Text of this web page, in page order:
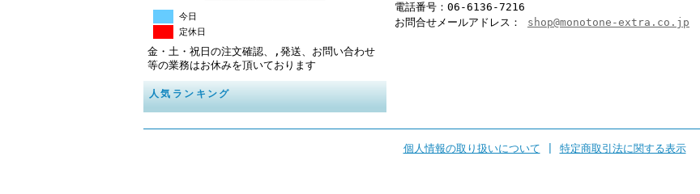
今日
定休日
金・土・祝日の注文確認、,発送、お問い合わせ
等の業務はお休みを頂いております
人気ランキング
電話番号：06-6136-7216
お問合せメールアドレス： shop@monotone-extra.co.jp
個人情報の取り扱いについて 特定商取引法に関する表示